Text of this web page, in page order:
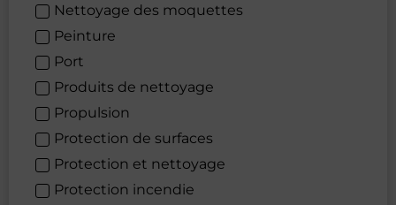
Nettoyage des moquettes
Peinture
Port
Produits de nettoyage
Propulsion
Protection de surfaces
Protection et nettoyage
Protection incendie